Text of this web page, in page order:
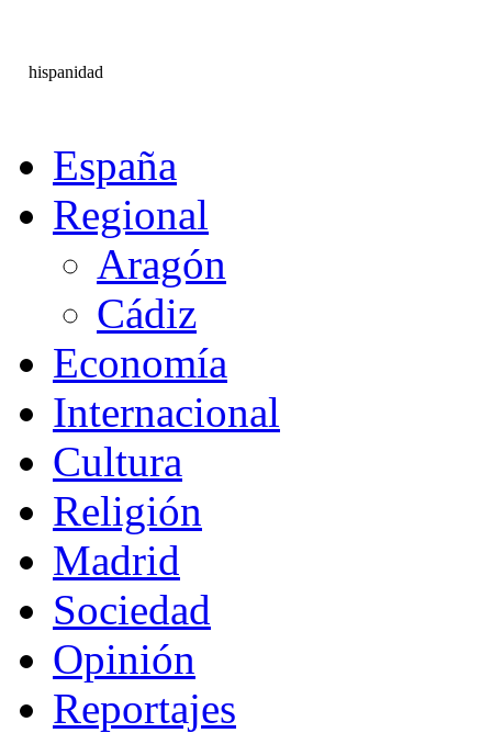
hispanidad
España
Regional
Aragón
Cádiz
Economía
Internacional
Cultura
Religión
Madrid
Sociedad
Opinión
Reportajes